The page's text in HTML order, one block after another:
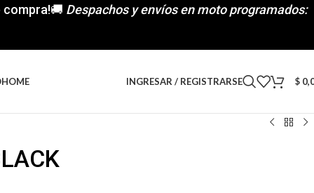
compra!🚚 Despachos y envíos en moto programados:
HOME INGRESAR / REGISTRARSE $